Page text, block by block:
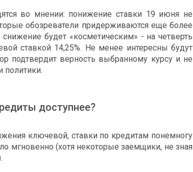
во мнении: понижение ставки 19 июня не
обозреватели придерживаются еще более
будет «косметическим» - на четверть
ставкой 14,25%. Не менее интересны будут
подтвердит верность выбранному курсу и не
политики.
доступнее?
ключевой, ставки по кредитам понемногу
мгновенно (хотя некоторые заемщики, не зная